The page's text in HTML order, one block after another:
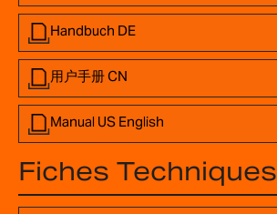
Handbuch DE
用户手册 CN
Manual US English
Fiches Techniques